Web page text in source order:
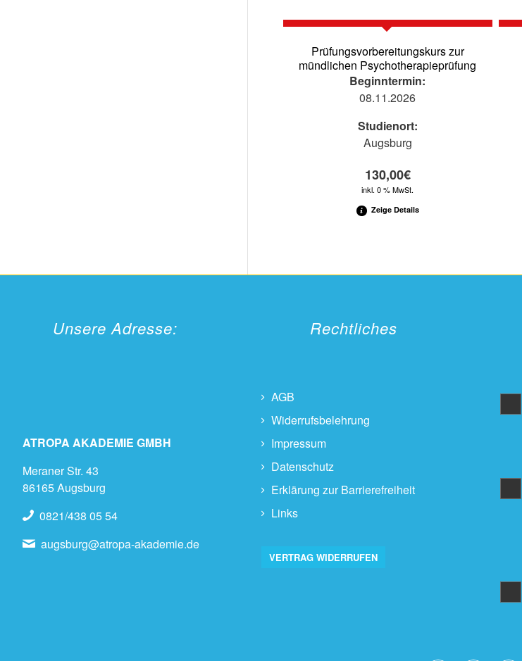
Prüfungsvorbereitungskurs zur
mündlichen Psychotherapieprüfung
Beginntermin:
08.11.2026
Studienort:
Augsburg
130,00€
inkl. 0 % MwSt.
Zeige Details
Unsere Adresse:
ATROPA AKADEMIE GMBH
Meraner Str. 43
86165 Augsburg
0821/438 05 54
augsburg@atropa-akademie.de
Rechtliches
AGB
Widerrufsbelehrung
Impressum
Datenschutz
Erklärung zur Barrierefreiheit
Links
VERTRAG WIDERRUFEN